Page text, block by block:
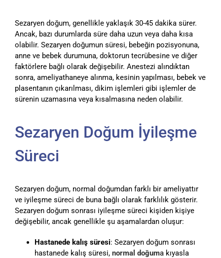
Sezaryen doğum, genellikle yaklaşık 30-45 dakika sürer.
Ancak, bazı durumlarda süre daha uzun veya daha kısa
olabilir. Sezaryen doğumun süresi, bebeğin pozisyonuna,
anne ve bebek durumuna, doktorun tecrübesine ve diğer
faktörlere bağlı olarak değişebilir. Anestezi alındıktan
sonra, ameliyathaneye alınma, kesinin yapılması, bebek ve
plasentanın çıkarılması, dikim işlemleri gibi işlemler de
sürenin uzamasına veya kısalmasına neden olabilir.
Sezaryen Doğum İyileşme
Süreci
Sezaryen doğum, normal doğumdan farklı bir ameliyattır
ve iyileşme süreci de buna bağlı olarak farklılık gösterir.
Sezaryen doğum sonrası iyileşme süreci kişiden kişiye
değişebilir, ancak genellikle şu aşamalardan oluşur:
Hastanede kalış süresi: Sezaryen doğum sonrası
hastanede kalış süresi, normal doğuma kıyasla